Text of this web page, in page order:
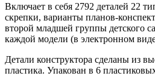
Включает в себя 2792 деталей 22
скрепки, варианты планов-
второй младшей группы детского
каждой модели (в электронном
Детали конструктора сделаны из
пластика. Упакован в 6